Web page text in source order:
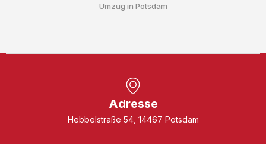
Umzug in Potsdam
Adresse
Hebbelstraße 54, 14467 Potsdam